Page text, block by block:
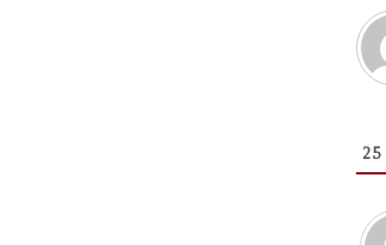
25